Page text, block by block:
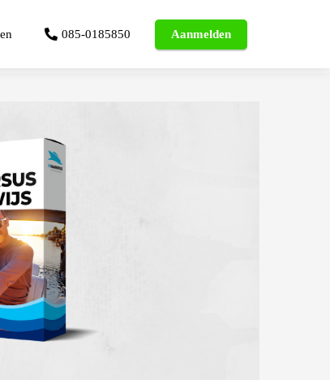
085-0185850 Aanmelden